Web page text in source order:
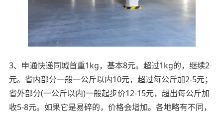
3、申通快递同城首重1kg，基本8元。超过1kg的，继续2
元。省内部分一般一公斤以内10元，超过每公斤加2-5元；
省外部分(一公斤以内)一般起步价12-15元，超出每公斤加
收5-8元。如果它是易碎的，价格会增加。各地略有不同，